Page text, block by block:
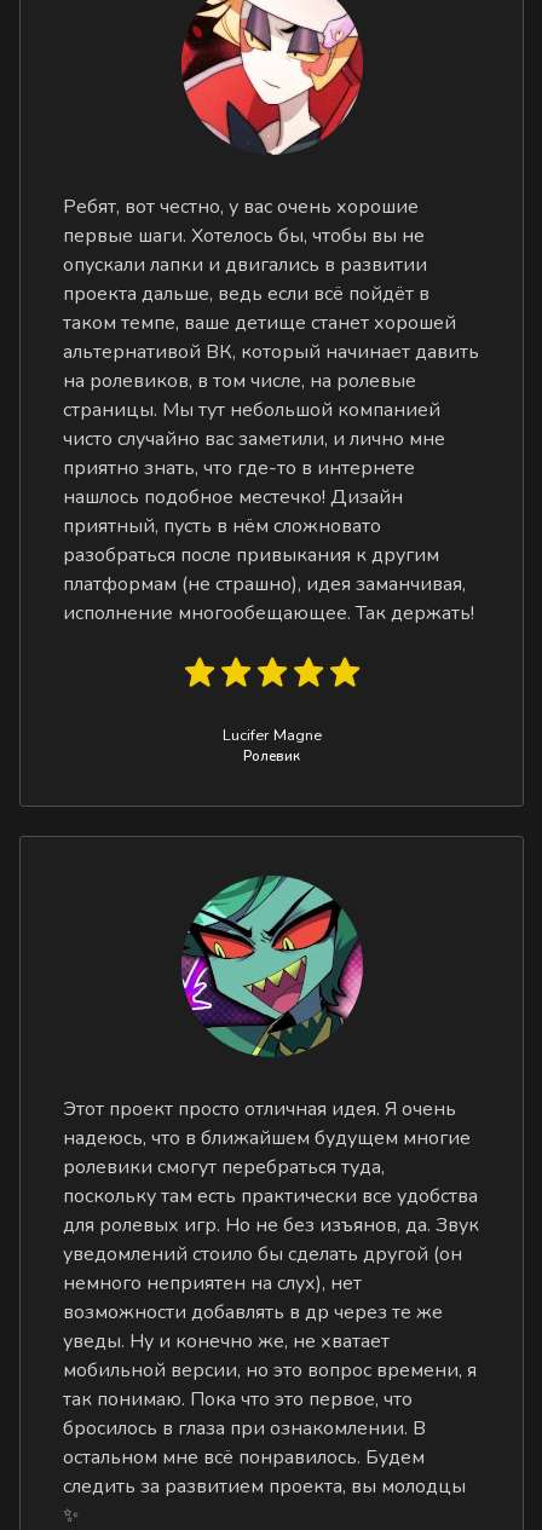
Ребят, вот честно, у вас очень хорошие
первые шаги. Хотелось бы, чтобы вы не
опускали лапки и двигались в развитии
проекта дальше, ведь если всё пойдёт в
таком темпе, ваше детище станет хорошей
альтернативой ВК, который начинает давить
на ролевиков, в том числе, на ролевые
страницы. Мы тут небольшой компанией
чисто случайно вас заметили, и лично мне
приятно знать, что где-то в интернете
нашлось подобное местечко! Дизайн
приятный, пусть в нём сложновато
разобраться после привыкания к другим
платформам (не страшно), идея заманчивая,
исполнение многообещающее. Так держать!
Lucifer Magne
Ролевик
Этот проект просто отличная идея. Я очень
надеюсь, что в ближайшем будущем многие
ролевики смогут перебраться туда,
поскольку там есть практически все удобства
для ролевых игр. Но не без изъянов, да. Звук
уведомлений стоило бы сделать другой (он
немного неприятен на слух), нет
возможности добавлять в др через те же
уведы. Ну и конечно же, не хватает
мобильной версии, но это вопрос времени, я
так понимаю. Пока что это первое, что
бросилось в глаза при ознакомлении. В
остальном мне всё понравилось. Будем
следить за развитием проекта, вы молодцы
✨